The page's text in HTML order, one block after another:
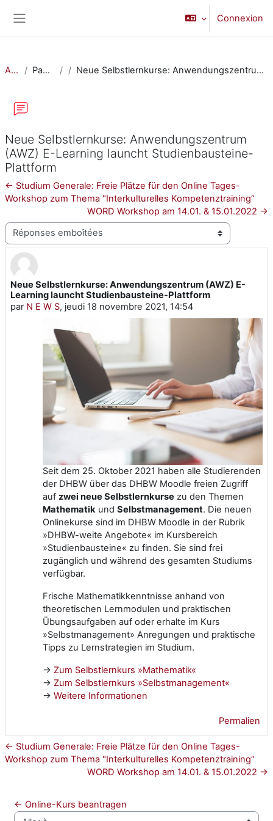
Connexion
Accueil Pages du site Neue Selbstlernkurse: Anwendungszentrum (AWZ) E-Learning launcht Studienbausteine-Plattform
Neue Selbstlernkurse: Anwendungszentrum
(AWZ) E-Learning launcht Studienbausteine-
Plattform
← Studium Generale: Freie Plätze für den Online Tages-
Workshop zum Thema "Interkulturelles Kompetenztraining“
WORD Workshop am 14.01. & 15.01.2022 →
Type d’affichage
Neue Selbstlernkurse: Anwendungszentrum (AWZ) E-
Learning launcht Studienbausteine-Plattform
par N E W S, jeudi 18 novembre 2021, 14:54
Nombre de réponses : 0
Seit dem 25. Oktober 2021 haben alle Studierenden
der DHBW über das DHBW Moodle freien Zugriff
auf zwei neue Selbstlernkurse zu den Themen
Mathematik und Selbstmanagement. Die neuen
Onlinekurse sind im DHBW Moodle in der Rubrik
»DHBW-weite Angebote« im Kursbereich
»Studienbausteine« zu finden. Sie sind frei
zugänglich und während des gesamten Studiums
verfügbar.
Frische Mathematikkenntnisse anhand von
theoretischen Lernmodulen und praktischen
Übungsaufgaben auf oder erhalte im Kurs
»Selbstmanagement» Anregungen und praktische
Tipps zu Lernstrategien im Studium.
→ Zum Selbstlernkurs »Mathematik«
→ Zum Selbstlernkurs »Selbstmanagement«
→ Weitere Informationen
Permalien
← Studium Generale: Freie Plätze für den Online Tages-
Workshop zum Thema "Interkulturelles Kompetenztraining“
WORD Workshop am 14.01. & 15.01.2022 →
← Online-Kurs beantragen